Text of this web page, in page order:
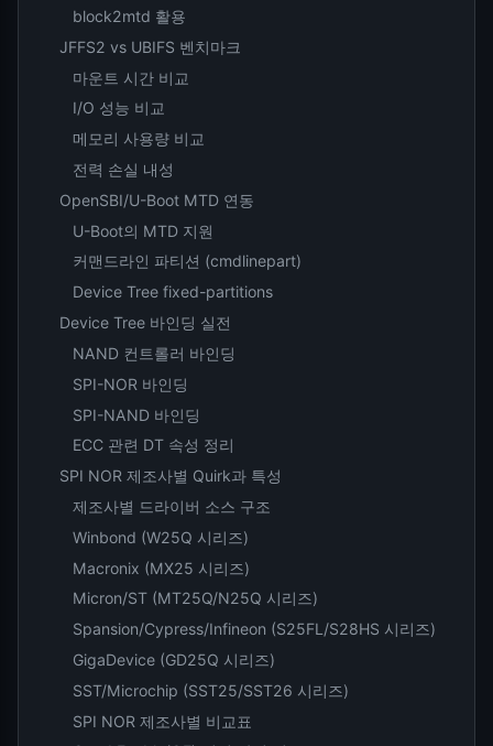
block2mtd 활용
JFFS2 vs UBIFS 벤치마크
마운트 시간 비교
I/O 성능 비교
메모리 사용량 비교
전력 손실 내성
OpenSBI/U-Boot MTD 연동
U-Boot의 MTD 지원
커맨드라인 파티션 (cmdlinepart)
Device Tree fixed-partitions
Device Tree 바인딩 실전
NAND 컨트롤러 바인딩
SPI-NOR 바인딩
SPI-NAND 바인딩
ECC 관련 DT 속성 정리
SPI NOR 제조사별 Quirk과 특성
제조사별 드라이버 소스 구조
Winbond (W25Q 시리즈)
Macronix (MX25 시리즈)
Micron/ST (MT25Q/N25Q 시리즈)
Spansion/Cypress/Infineon (S25FL/S28HS 시리즈)
GigaDevice (GD25Q 시리즈)
SST/Microchip (SST25/SST26 시리즈)
SPI NOR 제조사별 비교표